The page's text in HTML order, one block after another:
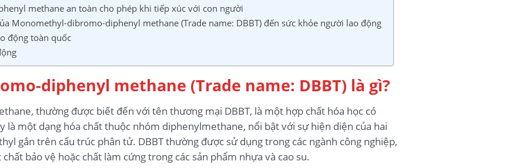
methane an toàn cho phép khi tiếp xúc với con người
Monomethyl-dibromo-diphenyl methane (Trade name: DBBT) đến sức khỏe người lao động
động toàn quốc
diphenyl methane (Trade name: DBBT) là gì?
thường được biết đến với tên thương mại DBBT, là một hợp chất hóa học có
là một dạng hóa chất thuộc nhóm diphenylmethane, nổi bật với sự hiện diện của hai
gắn trên cấu trúc phân tử. DBBT thường được sử dụng trong các ngành công nghiệp,
bảo vệ hoặc chất làm cứng trong các sản phẩm nhựa và cao su.